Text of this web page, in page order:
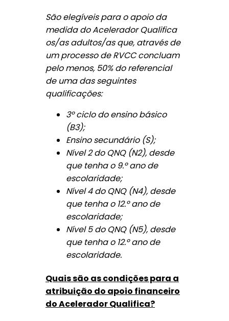
São elegíveis para o apoio da
medida do Acelerador Qualifica
os/as adultos/as que, através de
um processo de RVCC concluam
pelo menos, 50% do referencial
de uma das seguintes
qualificações:
3º ciclo do ensino básico
(B3);
Ensino secundário (S);
Nível 2 do QNQ (N2), desde
que tenha o 9.º ano de
escolaridade;
Nível 4 do QNQ (N4), desde
que tenha o 12.º ano de
escolaridade;
Nível 5 do QNQ (N5), desde
que tenha o 12.º ano de
escolaridade.
Quais são as condições para a
atribuição do apoio financeiro
do Acelerador Qualifica?